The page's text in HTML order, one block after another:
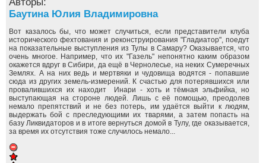
Баутина Юлия Владимировна
Вот казалось бы, что может случиться, если представители клуба
исторического фехтования и реконструирования "Гладиатор", поедут
на показательные выступления из Тулы в Самару? Оказывается, что
очень многое. Например, что их "Газель" непонятно каким образом
окажется вдруг в Сибири, да ещё в Чернолесье, на неких Сумеречных
Землях. А на них ведь и мертвяки и чудовища водятся - попавшие
сюда из других земель-измерений. К счастью для потерявшихся или
провалившихся их находит Инари - хоть и тёмная эльфийка, но
выступающая на стороне людей. Лишь с её помощью, преодолев
немало препятствий и не без потерь, им удаётся выйти к людям,
выдержать бой с преследующими их тварями, а затем попасть на
базу Ликвидаторов и в итоге вернуться домой в Тулу, где оказывается,
за время их отсутствия тоже случилось немало...